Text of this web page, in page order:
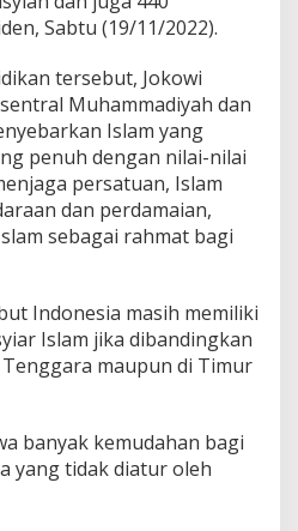
Sabtu (19/11/2022).
tersebut, Jokowi
Muhammadiyah dan
Islam yang
penuh dengan nilai-nilai
persatuan, Islam
dan perdamaian,
sebagai rahmat bagi
Indonesia masih memiliki
Islam jika dibandingkan
maupun di Timur
banyak kemudahan bagi
yang tidak diatur oleh